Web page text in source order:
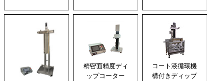
精密面精度ディ
ップコーター
コート液循環機
構付きディップ